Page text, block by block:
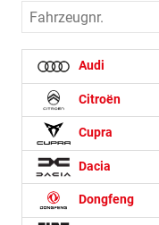
Fahrzeugnr.
Audi
Citroën
Cupra
Dacia
Dongfeng